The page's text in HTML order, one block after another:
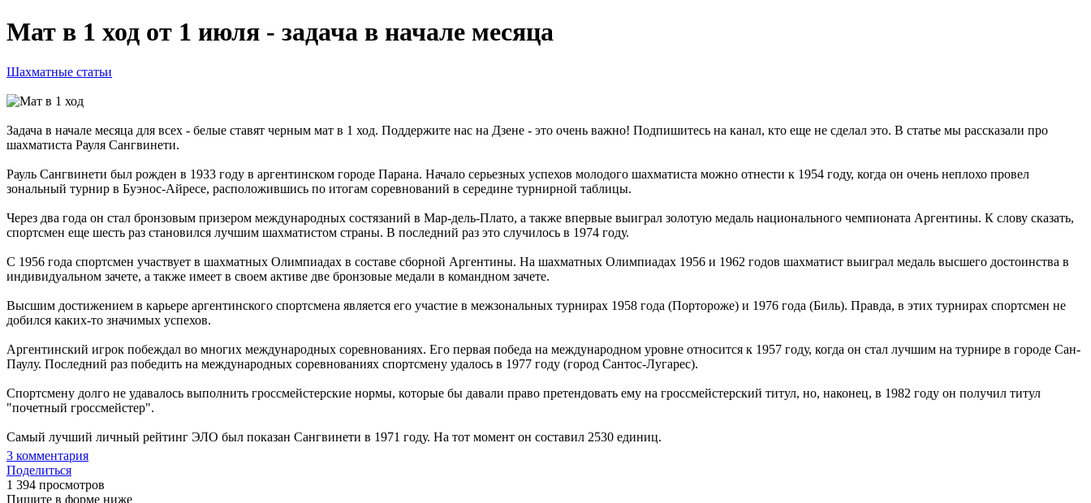
Мат в 1 ход от 1 июля - задача в начале месяца
Шахматные статьи
Задача в начале месяца для всех - белые ставят черным мат в 1 ход. Поддержите нас на Дзене - это очень важно! Подпишитесь на канал, кто еще не сделал это. В статье мы рассказали про
шахматиста Рауля Сангвинети.
Рауль Сангвинети был рожден в 1933 году в аргентинском городе Парана. Начало серьезных успехов молодого шахматиста можно отнести к 1954 году, когда он очень неплохо провел
зональный турнир в Буэнос-Айресе, расположившись по итогам соревнований в середине турнирной таблицы.
Через два года он стал бронзовым призером международных состязаний в Мар-дель-Плато, а также впервые выиграл золотую медаль национального чемпионата Аргентины. К слову сказать,
спортсмен еще шесть раз становился лучшим шахматистом страны. В последний раз это случилось в 1974 году.
С 1956 года спортсмен участвует в шахматных Олимпиадах в составе сборной Аргентины. На шахматных Олимпиадах 1956 и 1962 годов шахматист выиграл медаль высшего достоинства в
индивидуальном зачете, а также имеет в своем активе две бронзовые медали в командном зачете.
Высшим достижением в карьере аргентинского спортсмена является его участие в межзональных турнирах 1958 года (Портороже) и 1976 года (Биль). Правда, в этих турнирах спортсмен не
добился каких-то значимых успехов.
Аргентинский игрок побеждал во многих международных соревнованиях. Его первая победа на международном уровне относится к 1957 году, когда он стал лучшим на турнире в городе Сан-
Паулу. Последний раз победить на международных соревнованиях спортсмену удалось в 1977 году (город Сантос-Лугарес).
Спортсмену долго не удавалось выполнить гроссмейстерские нормы, которые бы давали право претендовать ему на гроссмейстерский титул, но, наконец, в 1982 году он получил титул
"почетный гроссмейстер".
Самый лучший личный рейтинг ЭЛО был показан Сангвинети в 1971 году. На тот момент он составил 2530 единиц.
3 комментария
Поделиться
1 394 просмотров
Пишите в форме ниже